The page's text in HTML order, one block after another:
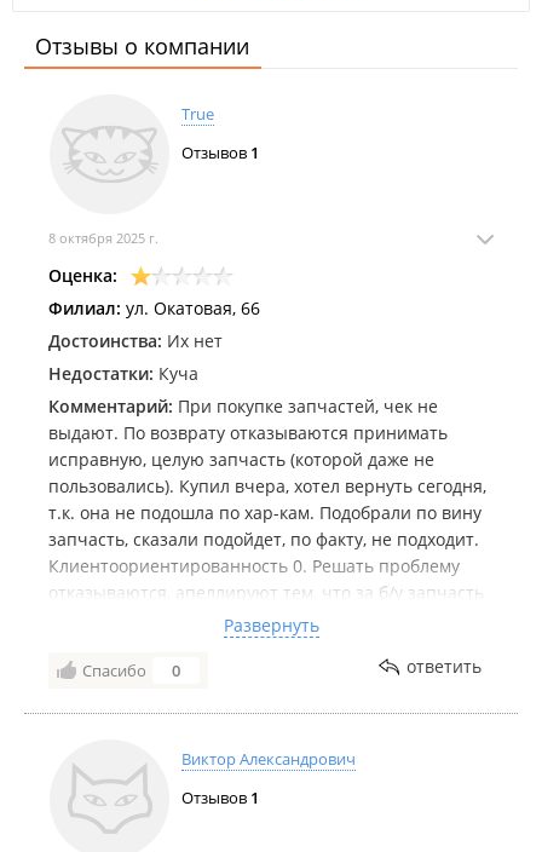
Отзывы о компании
True
Отзывов 1
8 октября 2025 г.
Оценка:
Филиал: ул. Окатовая, 66
Достоинства: Их нет
Недостатки: Куча
Комментарий: При покупке запчастей, чек не
выдают. По возврату отказываются принимать
исправную, целую запчасть (которой даже не
пользовались). Купил вчера, хотел вернуть сегодня,
т.к. она не подошла по хар-кам. Подобрали по вину
запчасть, сказали подойдет, по факту, не подходит.
Клиентоориентированность 0. Решать проблему
отказываются, апеллируют тем, что за б/у запчасть
возврата нет. При этом предлагают замену в
несколько раз дороже. Готовим досудебную
претензию.
Развернуть
Спасибо 0 ответить
Виктор Александрович
Отзывов 1